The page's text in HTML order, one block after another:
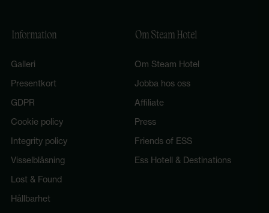
Om Steam Hotel
Om Steam Hotel
Jobba hos oss
Affiliate
Press
Friends of ESS
Ess Hotell & Destinations
Information
Galleri
Presentkort
GDPR
Cookie policy
Integrity policy
Visselblåsning
Lost & Found
Hållbarhet